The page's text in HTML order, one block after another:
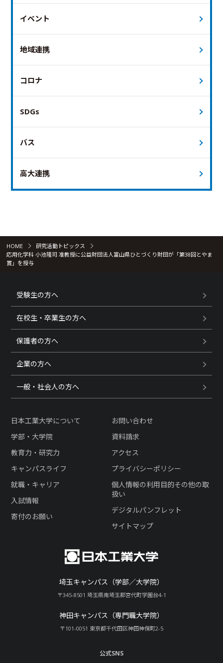
イベント
地域連携
コロナ
SDGs
バス
高大連携
HOME
研究活動トピックス
応用化学科 小池隆司 准教授に公益財団法人富山県ひとづくり財団が「第38回とやま
賞」を授与
受験生の方へ
在校生・卒業生の方へ
保護者の方へ
企業の方へ
一般・社会人の方へ
埼玉キャンパス（学部／大学院）
〒345-8501 埼玉県南埼玉郡宮代町学園台4-1
神田キャンパス（専門職大学院）
〒101-0051 東京都千代田区神田神保町2-5
日本工業大学について
学部・大学院
教育力・研究力
キャンパスライフ
就職・キャリア
入試情報
寄付のお願い
お問い合わせ
資料請求
アクセス
プライバシーポリシー
個人情報の利用目的その他の取
扱い
デジタルパンフレット
サイトマップ
公式SNS